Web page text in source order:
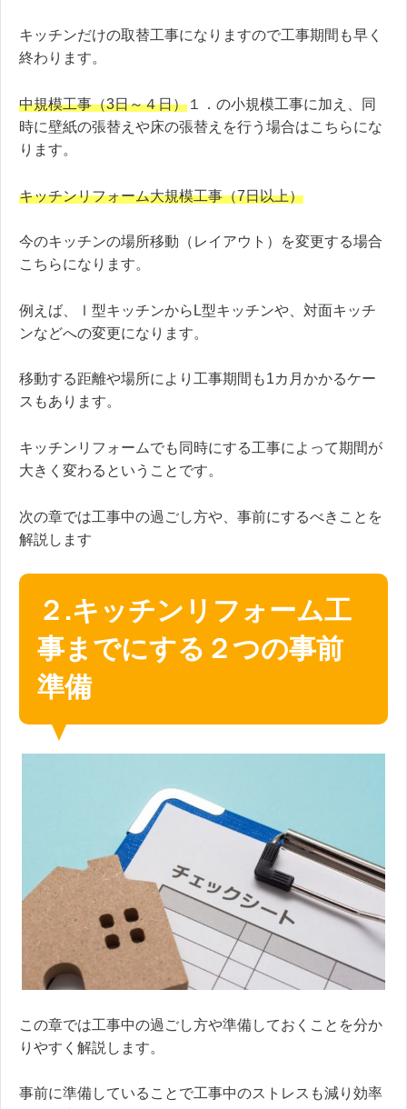
キッチンだけの取替工事になりますので工事期間も早く
終わります。
中規模工事（3日～４日） １．の小規模工事に加え、同
時に壁紙の張替えや床の張替えを行う場合はこちらにな
ります。
キッチンリフォーム大規模工事（7日以上）
今のキッチンの場所移動（レイアウト）を変更する場合
こちらになります。
例えば、Ⅰ型キッチンからL型キッチンや、対面キッチ
ンなどへの変更になります。
移動する距離や場所により工事期間も1カ月かかるケー
スもあります。
キッチンリフォームでも同時にする工事によって期間が
大きく変わるということです。
次の章では工事中の過ごし方や、事前にするべきことを
解説します
２.キッチンリフォーム工
事までにする２つの事前
準備
この章では工事中の過ごし方や準備しておくことを分か
りやすく解説します。
事前に準備していることで工事中のストレスも減り効率